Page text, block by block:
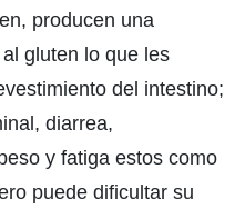
producen una
gluten lo que les
del intestino;
diarrea,
y fatiga estos como
puede dificultar su